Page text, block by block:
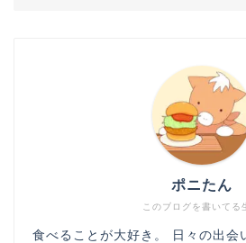
このブログを書いてる
ポニたん
食べることが大好き。 日々の出会